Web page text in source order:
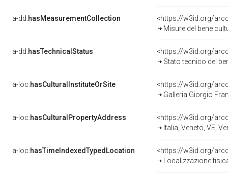
a-dd:hasMeasurementCollection
<https://w3id.org/
Misure del bene
a-dd:hasTechnicalStatus
<https://w3id.org/
Stato tecnico del
a-loc:hasCulturalInstituteOrSite
<https://w3id.org/
Galleria Giorgio
a-loc:hasCulturalPropertyAddress
<https://w3id.org/
Italia, Veneto, VE,
a-loc:hasTimeIndexedTypedLocation
<https://w3id.org/
Localizzazione